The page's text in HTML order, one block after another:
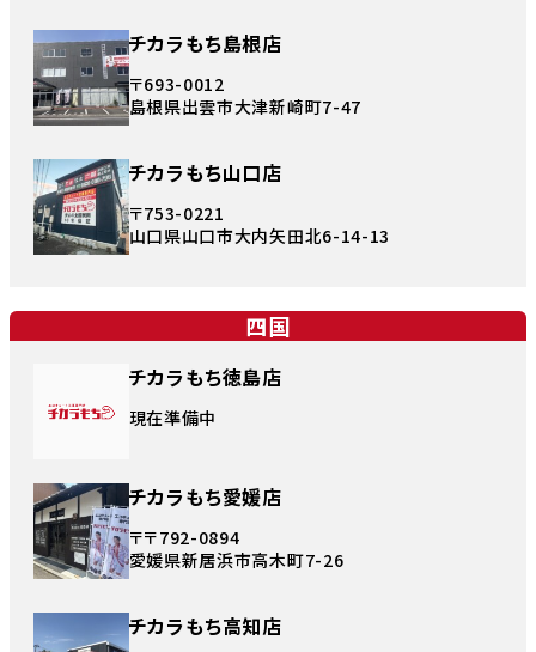
チカラもち島根店
〒693-0012
島根県出雲市大津新崎町7-47
チカラもち山口店
〒753-0221
山口県山口市大内矢田北6-14-13
四国
チカラもち徳島店
現在準備中
チカラもち愛媛店
〒〒792-0894
愛媛県新居浜市高木町7-26
チカラもち高知店